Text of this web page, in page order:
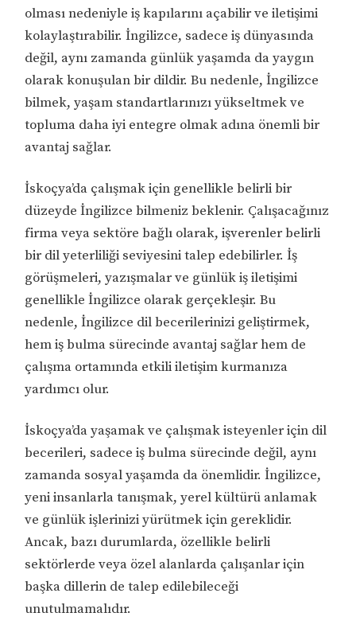
olması nedeniyle iş kapılarını açabilir ve iletişimi
kolaylaştırabilir. İngilizce, sadece iş dünyasında
değil, aynı zamanda günlük yaşamda da yaygın
olarak konuşulan bir dildir. Bu nedenle, İngilizce
bilmek, yaşam standartlarınızı yükseltmek ve
topluma daha iyi entegre olmak adına önemli bir
avantaj sağlar.
İskoçya’da çalışmak için genellikle belirli bir
düzeyde İngilizce bilmeniz beklenir. Çalışacağınız
firma veya sektöre bağlı olarak, işverenler belirli
bir dil yeterliliği seviyesini talep edebilirler. İş
görüşmeleri, yazışmalar ve günlük iş iletişimi
genellikle İngilizce olarak gerçekleşir. Bu
nedenle, İngilizce dil becerilerinizi geliştirmek,
hem iş bulma sürecinde avantaj sağlar hem de
çalışma ortamında etkili iletişim kurmanıza
yardımcı olur.
İskoçya’da yaşamak ve çalışmak isteyenler için dil
becerileri, sadece iş bulma sürecinde değil, aynı
zamanda sosyal yaşamda da önemlidir. İngilizce,
yeni insanlarla tanışmak, yerel kültürü anlamak
ve günlük işlerinizi yürütmek için gereklidir.
Ancak, bazı durumlarda, özellikle belirli
sektörlerde veya özel alanlarda çalışanlar için
başka dillerin de talep edilebileceği
unutulmamalıdır.